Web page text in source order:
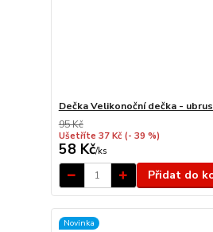
Dečka Velikonoční dečka -
95 Kč
Ušetříte 37 Kč (- 39 %)
58 Kč/ks
Přidat do
Novinka